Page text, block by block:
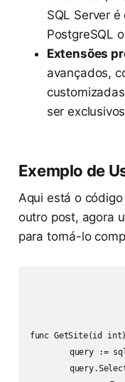
SQL Server
PostgreSQL
Extensões
avançados,
ser
Exemplo de
Aqui está o
outro post, agora
para torná-lo
func GetSite(id